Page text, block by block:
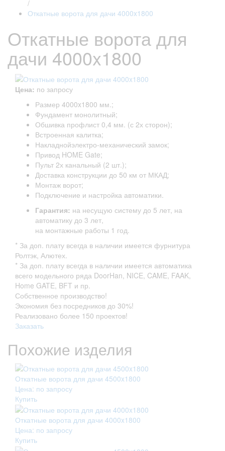
/
Откатные ворота для дачи 4000x1800
Откатные ворота для
дачи 4000x1800
Цена: по запросу
Размер 4000x1800 мм.;
Фундамент монолитный;
Обшивка профлист 0,4 мм. (с 2х сторон);
Встроенная калитка;
Накладнойэлектро-механический замок;
Привод HOME Gate;
Пульт 2х канальный (2 шт.);
Доставка конструкции до 50 км от МКАД;
Монтаж ворот;
Подключение и настройка автоматики.
Гарантия: на несущую систему до 5 лет, на
автоматику до 3 лет,
на монтажные работы 1 год.
* За доп. плату всегда в наличии имеется фурнитура
Ролтэк, Алютех.
* За доп. плату всегда в наличии имеется автоматика
всего модельного ряда DoorHan, NICE, CAME, FAAK,
Home GATE, BFT и пр.
Собственное производство!
Экономия без посредников до 30%!
Реализовано более 150 проектов!
Заказать
Похожие изделия
Откатные ворота для дачи 4500x1800
Цена: по запросу
Купить
Откатные ворота для дачи 4000x1800
Цена: по запросу
Купить